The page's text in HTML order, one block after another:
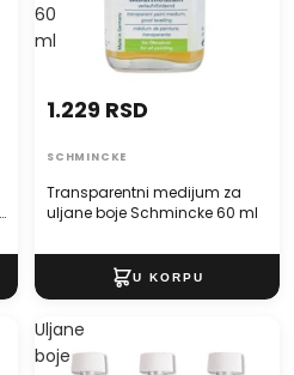
60
ml
Transparentni medijum za
uljane boje Schmincke 60 ml
1.229 RSD
SCHMINCKE
Uljane
boje